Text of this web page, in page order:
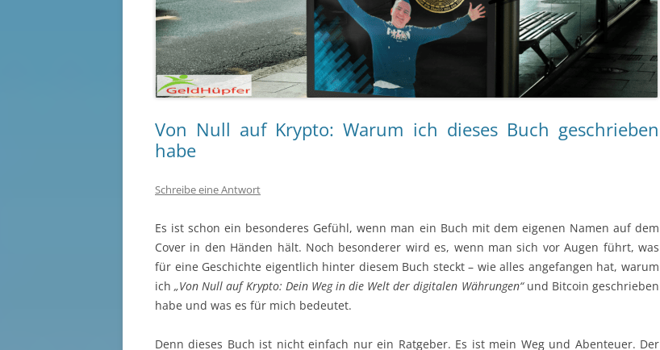
Von Null auf Krypto: Warum ich dieses Buch geschrieben
habe
Schreibe eine Antwort
Es ist schon ein besonderes Gefühl, wenn man ein Buch mit dem eigenen Namen auf dem
Cover in den Händen hält. Noch besonderer wird es, wenn man sich vor Augen führt, was
für eine Geschichte eigentlich hinter diesem Buch steckt – wie alles angefangen hat, warum
ich„Von Null auf Krypto: Dein Weg in die Welt der digitalen Währungen“und Bitcoin geschrieben
habe und was es für mich bedeutet.
Denn dieses Buch ist nicht einfach nur ein Ratgeber. Es ist mein Weg und Abenteuer. Der